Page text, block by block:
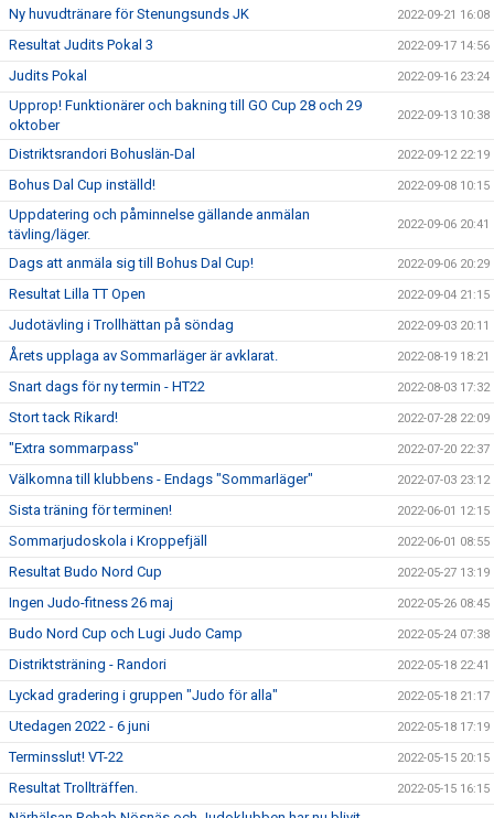
Ny huvudtränare för Stenungsunds JK 2022-09-21 16:08
Resultat Judits Pokal 3 2022-09-17 14:56
Judits Pokal 2022-09-16 23:24
Upprop! Funktionärer och bakning till GO Cup 28 och 29
oktober
2022-09-13 10:38
Distriktsrandori Bohuslän-Dal 2022-09-12 22:19
Bohus Dal Cup inställd! 2022-09-08 10:15
Uppdatering och påminnelse gällande anmälan
tävling/läger.
2022-09-06 20:41
Dags att anmäla sig till Bohus Dal Cup! 2022-09-06 20:29
Resultat Lilla TT Open 2022-09-04 21:15
Judotävling i Trollhättan på söndag 2022-09-03 20:11
Årets upplaga av Sommarläger är avklarat. 2022-08-19 18:21
Snart dags för ny termin - HT22 2022-08-03 17:32
Stort tack Rikard! 2022-07-28 22:09
"Extra sommarpass" 2022-07-20 22:37
Välkomna till klubbens - Endags "Sommarläger" 2022-07-03 23:12
Sista träning för terminen! 2022-06-01 12:15
Sommarjudoskola i Kroppefjäll 2022-06-01 08:55
Resultat Budo Nord Cup 2022-05-27 13:19
Ingen Judo-fitness 26 maj 2022-05-26 08:45
Budo Nord Cup och Lugi Judo Camp 2022-05-24 07:38
Distriktsträning - Randori 2022-05-18 22:41
Lyckad gradering i gruppen "Judo för alla" 2022-05-18 21:17
Utedagen 2022 - 6 juni 2022-05-18 17:19
Terminsslut! VT-22 2022-05-15 20:15
Resultat Trollträffen. 2022-05-15 16:15